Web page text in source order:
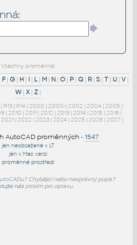
Všechny proměnné:
F| G| H| I| L| M| N| O| P| Q| R| S| T| U| V|
W | X | Z |
| R13 | R14 | 2000 | 2000i | 2002 | 2004 | 2005 |
| 2010 | 2011 | 2012 | 2013 | 2014 | 2015 | 2016 |
2021 | 2022 | 2023 | 2024 | 2025 | 2026 | 2027 |
AutoCAD proměnných - 1547
jen neobsažené v LT
jen v Mac verzi
proměnné prostředí
Chybějící nebo nesprávný popis?
násprosím pro opravu.